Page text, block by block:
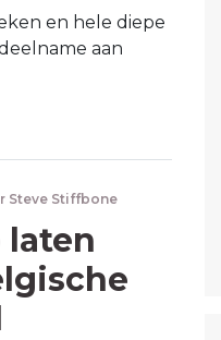
en hele diepe
aan
Steve Stiffbone
laten